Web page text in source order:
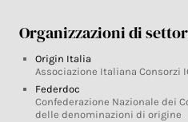
Organizzazioni di
Origin Italia
Associazione Italiana Consorzi
Federdoc
Confederazione Nazionale dei
delle denominazioni di origine